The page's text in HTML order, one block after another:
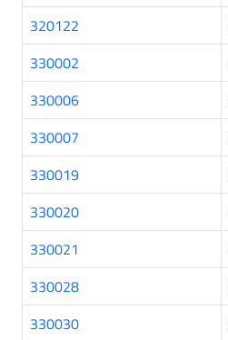
320122
330002
330006
330007
330019
330020
330021
330028
330030